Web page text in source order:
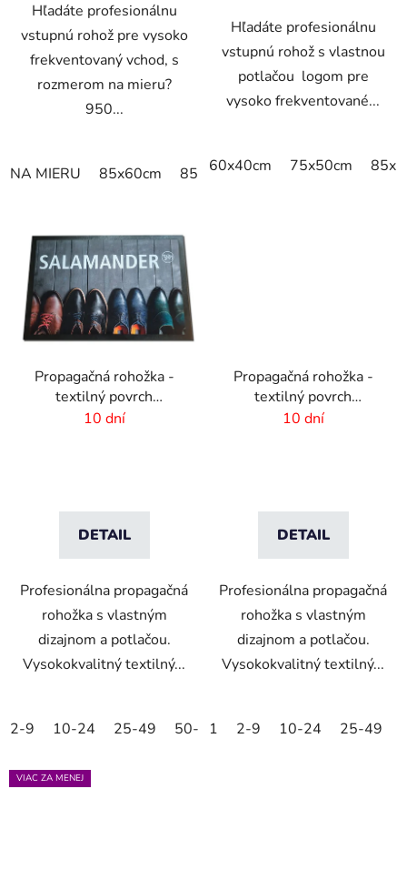
Hľadáte profesionálnu
vstupnú rohož pre vysoko
frekventovaný vchod, s
rozmerom na mieru?
950...
NA MIERU 85x60cm 85x75cm 120x85cm
Hľadáte profesionálnu
vstupnú rohož s vlastnou
potlačou logom pre
vysoko frekventované...
60x40cm 75x50cm
Propagačná rohožka -
textilný povrch
-60x40cm
10 dní
DETAIL
Profesionálna propagačná
rohožka s vlastným
dizajnom a potlačou.
Vysokokvalitný textilný...
2-9 10-24 25-49 50-99 100-249 250-499
Propagačná rohožka -
textilný povrch
-85x300 cm
10 dní
DETAIL
Profesionálna propagačná
rohožka s vlastným
dizajnom a potlačou.
Vysokokvalitný textilný...
1 2-9 10-24 25-49
VIAC ZA MENEJ